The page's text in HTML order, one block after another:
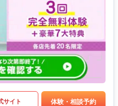
サイト 体験・相談予約